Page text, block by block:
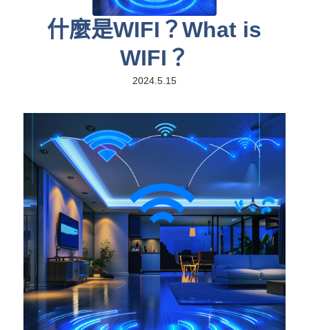
什麼是WIFI？What is
WIFI？
2024.5.15